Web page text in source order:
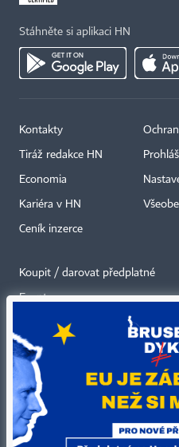
Stáhněte si aplikaci HN
Kontakty
Tiráž redakce HN
Economia
Kariéra v HN
Ceník inzerce
Koupit / darovat předplatné
Eventy
Newslettery
RSS kanály
Autorská práva vykonává vydavatel.
zakázáno jakékoli užití částí nebo
jakýmkoli způsobem, mechanickým